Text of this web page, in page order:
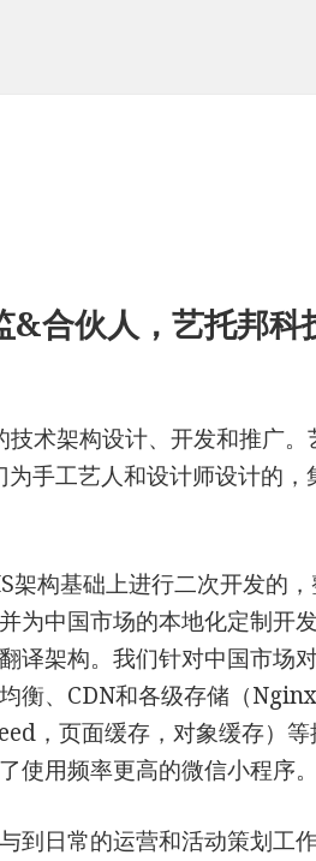
&合伙人，艺托邦科
术架构设计、开发和推广。
为手工艺人和设计师设计的，
构基础上进行二次开发的
为中国市场的本地化定制开发
译架构。我们针对中国市场
衡、CDN和各级存储（
，页面缓存，对象缓存）
使用频率更高的微信小程序。
到日常的运营和活动策划工